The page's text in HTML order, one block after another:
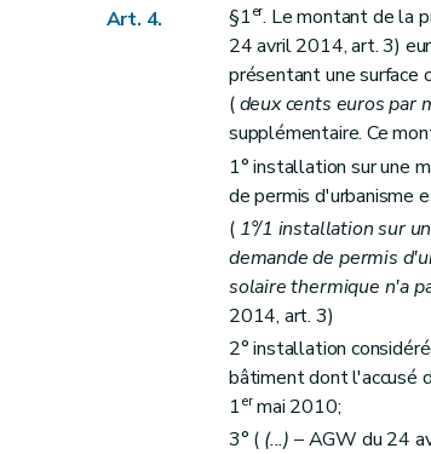
Art. 4. §1er. Le montant de la
24 avril 2014, art. 3)
présentant une surface
(deux cents euros par
supplémentaire. Ce
1° installation sur une
de permis d'urbanisme
( 1°/1 installation sur
demande de permis
solaire thermique n'a
2014, art. 3)
2° installation
bâtiment dont l'accusé
1ermai 2010;
3° ( (...) – AGW du 24